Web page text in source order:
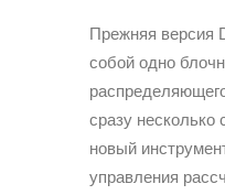
Прежняя версия
собой одно
сразу несколько
новый
управления